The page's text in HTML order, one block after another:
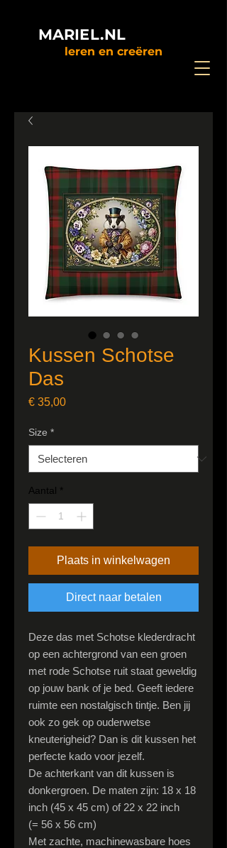
MARIEL.NL
leren en creëren
Kussen Schotse
Das
€ 35,00Prijs
Size *
Aantal *
Plaats in winkelwagen
Direct naar betalen
Deze das met Schotse klederdracht
op een achtergrond van een groen
met rode Schotse ruit staat geweldig
op jouw bank of je bed. Geeft iedere
ruimte een nostalgisch tintje. Ben jij
ook zo gek op ouderwetse
kneuterigheid? Dan is dit kussen het
perfecte kado voor jezelf.
De achterkant van dit kussen is
donkergroen. De maten zijn: 18 x 18
inch (45 x 45 cm) of 22 x 22 inch
(= 56 x 56 cm)
Met zachte, machinewasbare hoes